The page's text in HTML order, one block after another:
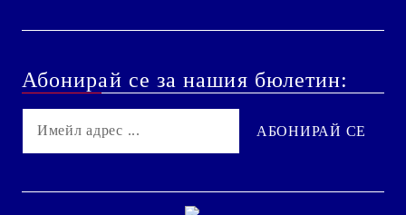
Абонирай се за нашия бюлетин: